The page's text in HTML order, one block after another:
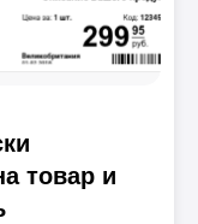
товар и